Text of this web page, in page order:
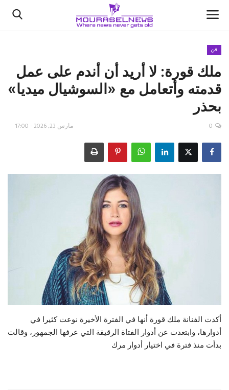
الأخبار
كتّابنا
السعودية
اقتصاد
علوم وتكنولوجيا
فن
ملك قورة: لا أريد أن أندم على عمل
قدمته وأتعامل مع «السوشيال ميديا»
بحذر
مارس 23, 2026 - 17:00 0
أكدت الفنانة ملك قورة أنها في الفترة الأخيرة نوعت كثيرا في
أدوارها، وابتعدت عن أدوار الفتاة الرقيقة التي عرفها الجمهور، وقالت
بدأت منذ فترة في اختيار أدوار مرك